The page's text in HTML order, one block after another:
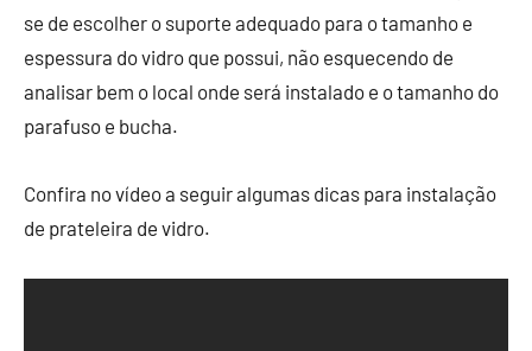
se de escolher o suporte adequado para o tamanho e
espessura do vidro que possui, não esquecendo de
analisar bem o local onde será instalado e o tamanho do
parafuso e bucha.
Confira no vídeo a seguir algumas dicas para instalação
de prateleira de vidro.